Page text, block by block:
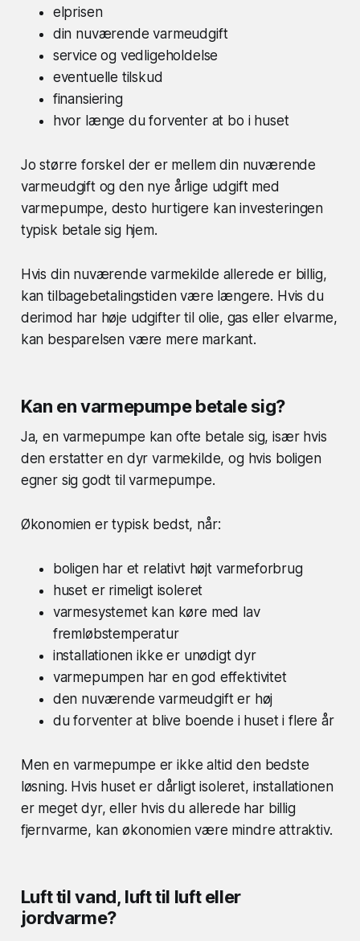
elprisen
din nuværende varmeudgift
service og vedligeholdelse
eventuelle tilskud
finansiering
hvor længe du forventer at bo i huset
Jo større forskel der er mellem din nuværende
varmeudgift og den nye årlige udgift med
varmepumpe, desto hurtigere kan investeringen
typisk betale sig hjem.
Hvis din nuværende varmekilde allerede er billig,
kan tilbagebetalingstiden være længere. Hvis du
derimod har høje udgifter til olie, gas eller elvarme,
kan besparelsen være mere markant.
Kan en varmepumpe betale sig?
Ja, en varmepumpe kan ofte betale sig, især hvis
den erstatter en dyr varmekilde, og hvis boligen
egner sig godt til varmepumpe.
Økonomien er typisk bedst, når:
boligen har et relativt højt varmeforbrug
huset er rimeligt isoleret
varmesystemet kan køre med lav
fremløbstemperatur
installationen ikke er unødigt dyr
varmepumpen har en god effektivitet
den nuværende varmeudgift er høj
du forventer at blive boende i huset i flere år
Men en varmepumpe er ikke altid den bedste
løsning. Hvis huset er dårligt isoleret, installationen
er meget dyr, eller hvis du allerede har billig
fjernvarme, kan økonomien være mindre attraktiv.
Luft til vand, luft til luft eller
jordvarme?